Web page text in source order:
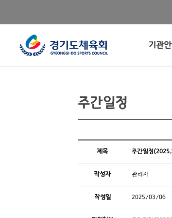
기관
주간일정
제목 주간일정
작성자 관리자
작성일 2025/03/06